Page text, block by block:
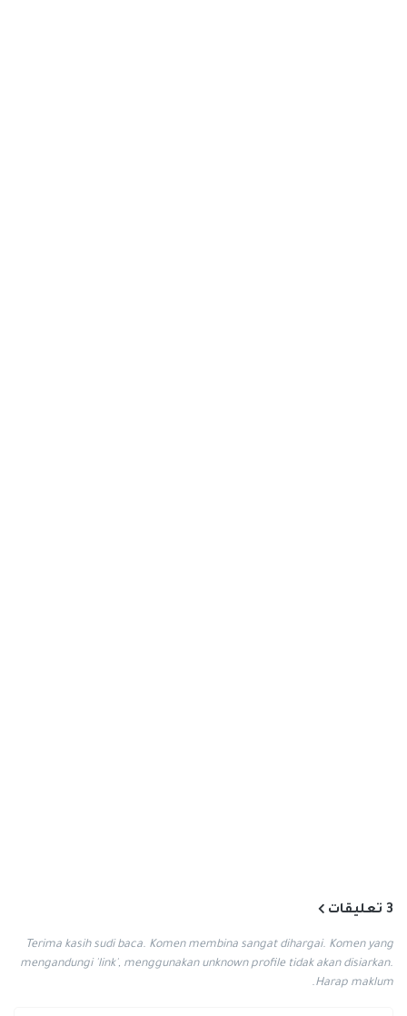
3 تعليقات
Terima kasih sudi baca. Komen membina sangat dihargai. Komen yang
mengandungi 'link', menggunakan unknown profile tidak akan disiarkan.
Harap maklum.